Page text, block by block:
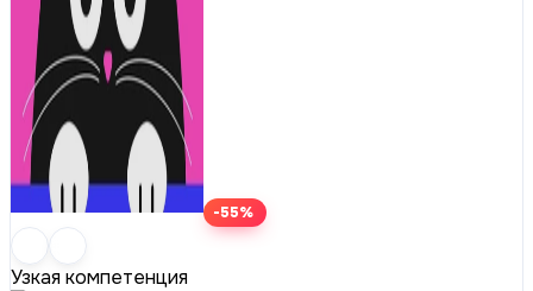
-55%
Узкая компетенция